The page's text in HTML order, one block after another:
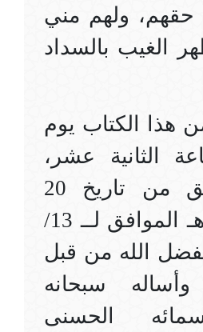
حقهم، ولهم مني
الغيب بالسداد
هذا الكتاب يوم
الثانية عشر،
وثماني دقائق من تاريخ 20
شعبان 1427هـ الموافق لــ 13/
والفضل الله من قبل
سبحانه
الحسنى